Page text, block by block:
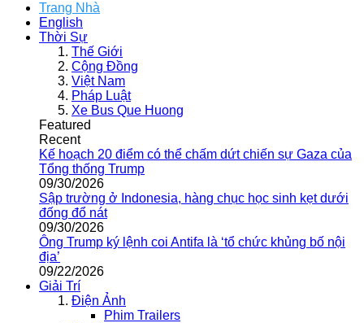
Trang Nhà
English
Thời Sự
Thế Giới
Cộng Đồng
Việt Nam
Pháp Luật
Xe Bus Que Huong
Featured
Recent
Kế hoạch 20 điểm có thể chấm dứt chiến sự Gaza của
Tổng thống Trump
09/30/2026
Sập trường ở Indonesia, hàng chục học sinh kẹt dưới
đống đổ nát
09/30/2026
Ông Trump ký lệnh coi Antifa là ‘tổ chức khủng bố nội
địa’
09/22/2026
Giải Trí
Điện Ảnh
Phim Trailers